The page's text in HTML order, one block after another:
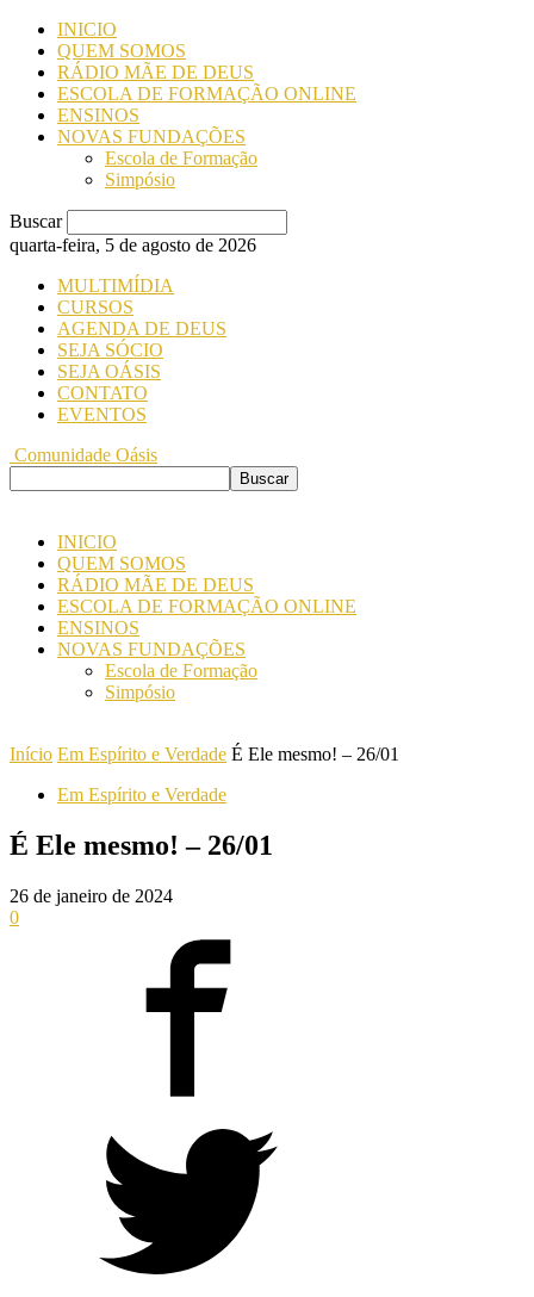
INICIO
QUEM SOMOS
RÁDIO MÃE DE DEUS
ESCOLA DE FORMAÇÃO ONLINE
ENSINOS
NOVAS FUNDAÇÕES
Escola de Formação
Simpósio
Buscar
quarta-feira, 5 de agosto de 2026
MULTIMÍDIA
CURSOS
AGENDA DE DEUS
SEJA SÓCIO
SEJA OÁSIS
CONTATO
EVENTOS
Comunidade Oásis
INICIO
QUEM SOMOS
RÁDIO MÃE DE DEUS
ESCOLA DE FORMAÇÃO ONLINE
ENSINOS
NOVAS FUNDAÇÕES
Escola de Formação
Simpósio
Início Em Espírito e Verdade É Ele mesmo! – 26/01
Em Espírito e Verdade
É Ele mesmo! – 26/01
26 de janeiro de 2024
0